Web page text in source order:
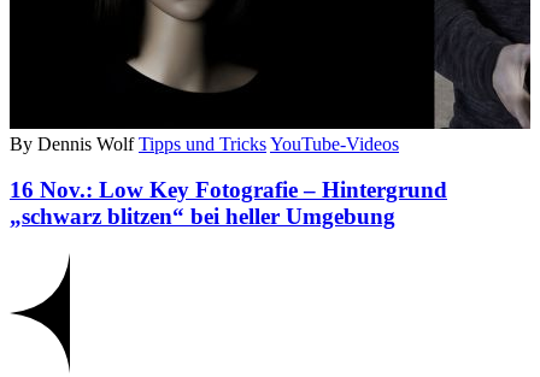
By Dennis Wolf Tipps und TricksYouTube-Videos
16 Nov.: Low Key Fotografie – Hintergrund
„schwarz blitzen“ bei heller Umgebung